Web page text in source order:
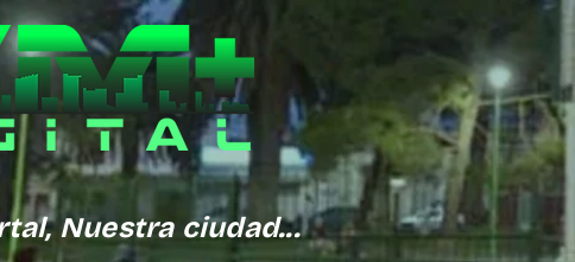
Nuestra ciudad...